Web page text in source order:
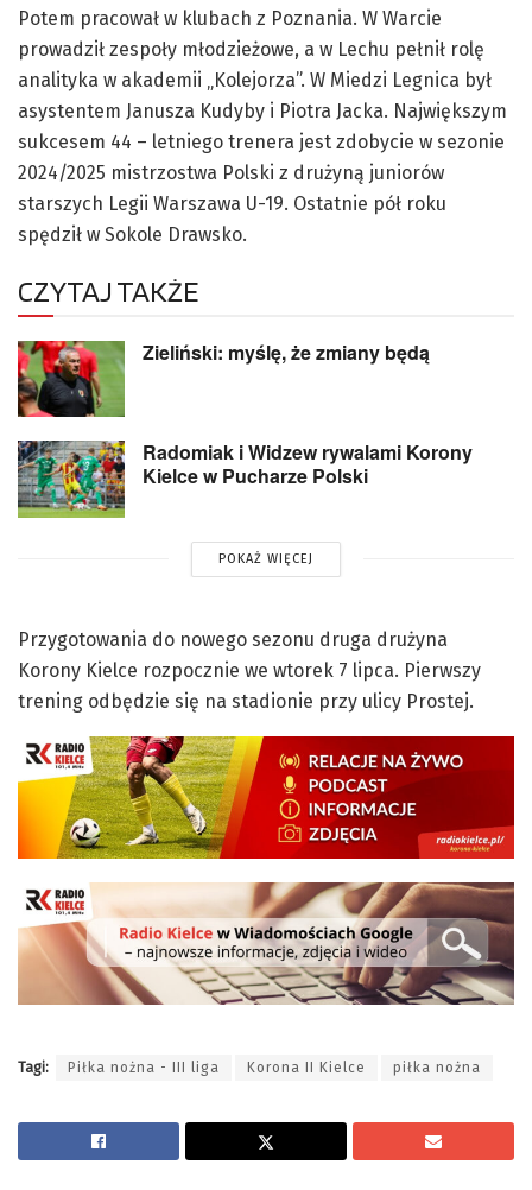
Potem pracował w klubach z Poznania. W Warcie
prowadził zespoły młodzieżowe, a w Lechu pełnił rolę
analityka w akademii „Kolejorza”. W Miedzi Legnica był
asystentem Janusza Kudyby i Piotra Jacka. Największym
sukcesem 44 – letniego trenera jest zdobycie w sezonie
2024/2025 mistrzostwa Polski z drużyną juniorów
starszych Legii Warszawa U-19. Ostatnie pół roku
spędził w Sokole Drawsko.
CZYTAJ TAKŻE
Zieliński: myślę, że zmiany będą
Radomiak i Widzew rywalami Korony
Kielce w Pucharze Polski
POKAŻ WIĘCEJ
Przygotowania do nowego sezonu druga drużyna
Korony Kielce rozpocznie we wtorek 7 lipca. Pierwszy
trening odbędzie się na stadionie przy ulicy Prostej.
Tagi: Piłka nożna - III liga Korona II Kielce piłka nożna